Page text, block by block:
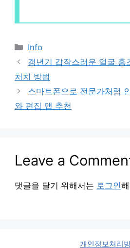
Categories
Info
갱년기 갑작스러운 얼굴 홍
처치 방법
스마트폰으로 전문가처럼
와 편집 앱 추천
Leave a
댓글을 달기 위해서는 로그인
개인정보처리